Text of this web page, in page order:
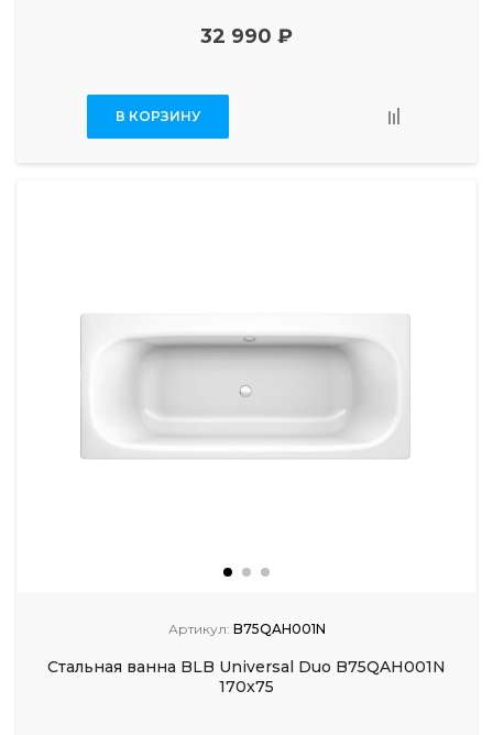
32 990 ₽
В КОРЗИНУ
Артикул: B75QAH001N
Стальная ванна BLB Universal Duo B75QAH001N
170x75